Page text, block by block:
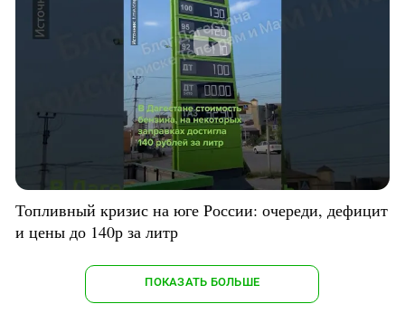
Топливный кризис на юге России: очереди, дефицит
и цены до 140р за литр
ПОКАЗАТЬ БОЛЬШЕ